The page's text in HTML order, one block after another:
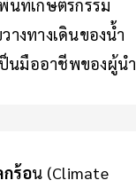
นที่เกษตรกรรม
างทางเดินของน้ำ
นมืออาชีพของผู้นำ
กร้อน (Climate